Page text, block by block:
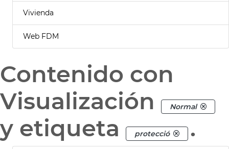
Vivienda
Web FDM
Contenido con
Visualización
Normal
y etiqueta protecció .